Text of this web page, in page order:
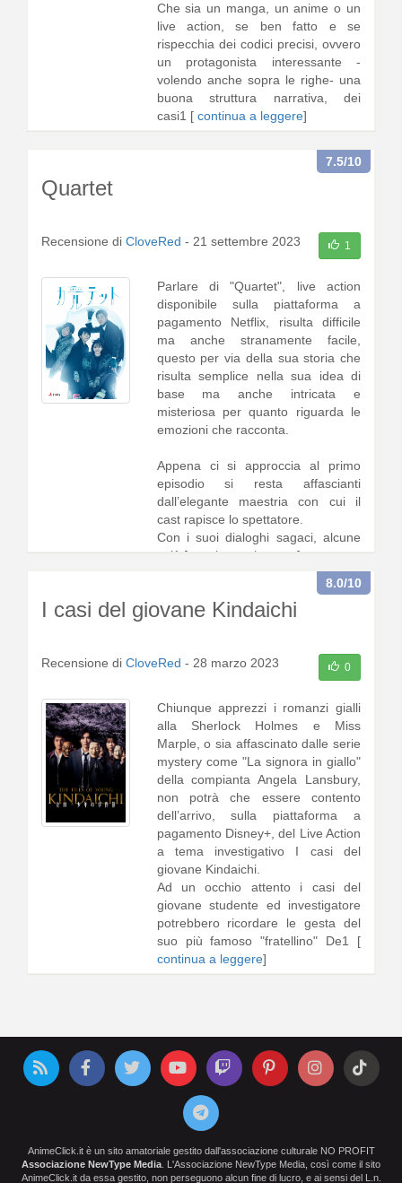
Che sia un manga, un anime o un
live action, se ben fatto e se
rispecchia dei codici precisi, ovvero
un protagonista interessante -
volendo anche sopra le righe- una
buona struttura narrativa, dei
casi1 [ continua a leggere]
Quartet
7.5/10
Recensione di CloveRed - 21 settembre 2023 1
Parlare di "Quartet", live action
disponibile sulla piattaforma a
pagamento Netflix, risulta difficile
ma anche stranamente facile,
questo per via della sua storia che
risulta semplice nella sua idea di
base ma anche intricata e
misteriosa per quanto riguarda le
emozioni che racconta.
Appena ci si approccia al primo
episodio si resta affascianti
dall’elegante maestria con cui il
cast rapisce lo spettatore.
Con i suoi dialoghi sagaci, alcune
vol1 [continua a leggere]
I casi del giovane Kindaichi
8.0/10
Recensione di CloveRed - 28 marzo 2023 0
Chiunque apprezzi i romanzi gialli
alla Sherlock Holmes e Miss
Marple, o sia affascinato dalle serie
mystery come "La signora in giallo"
della compianta Angela Lansbury,
non potrà che essere contento
dell’arrivo, sulla piattaforma a
pagamento Disney+, del Live Action
a tema investigativo I casi del
giovane Kindaichi.
Ad un occhio attento i casi del
giovane studente ed investigatore
potrebbero ricordare le gesta del
suo più famoso "fratellino" De1 [
continua a leggere]
AnimeClick.it è un sito amatoriale gestito dall'associazione culturale NO PROFIT
Associazione NewType Media . L'Associazione NewType Media, così come il sito
AnimeClick.it da essa gestito, non perseguono alcun fine di lucro, e ai sensi del L.n.